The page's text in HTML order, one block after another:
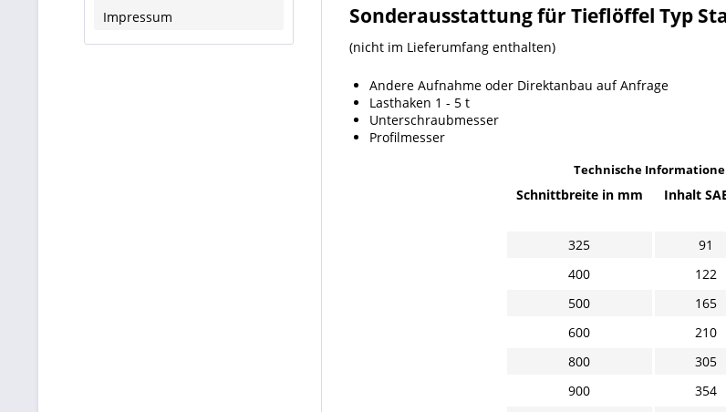
Impressum
Sonderausstattung für Tieflöffel Typ
(nicht im Lieferumfang enthalten)
Andere Aufnahme oder Direktanbau auf Anfrage
Lasthaken 1 - 5 t
Unterschraubmesser
Profilmesser
Technische
Schnittbreite in mm Inhalt
325 91
400
122
500
165
600
210
800
305
900
354